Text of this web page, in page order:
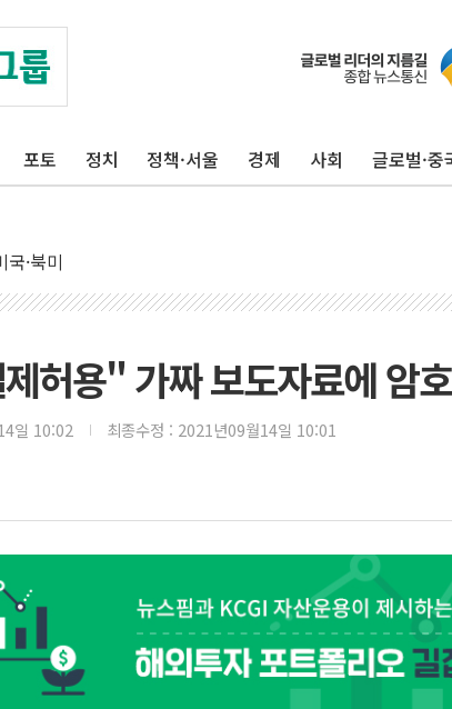
포토 정치 정책·서울 경제 사회 글로벌·중
국·북미
허용" 가짜 보도자료에 암
일 10:02 최종수정 : 2021년09월14일 10:01